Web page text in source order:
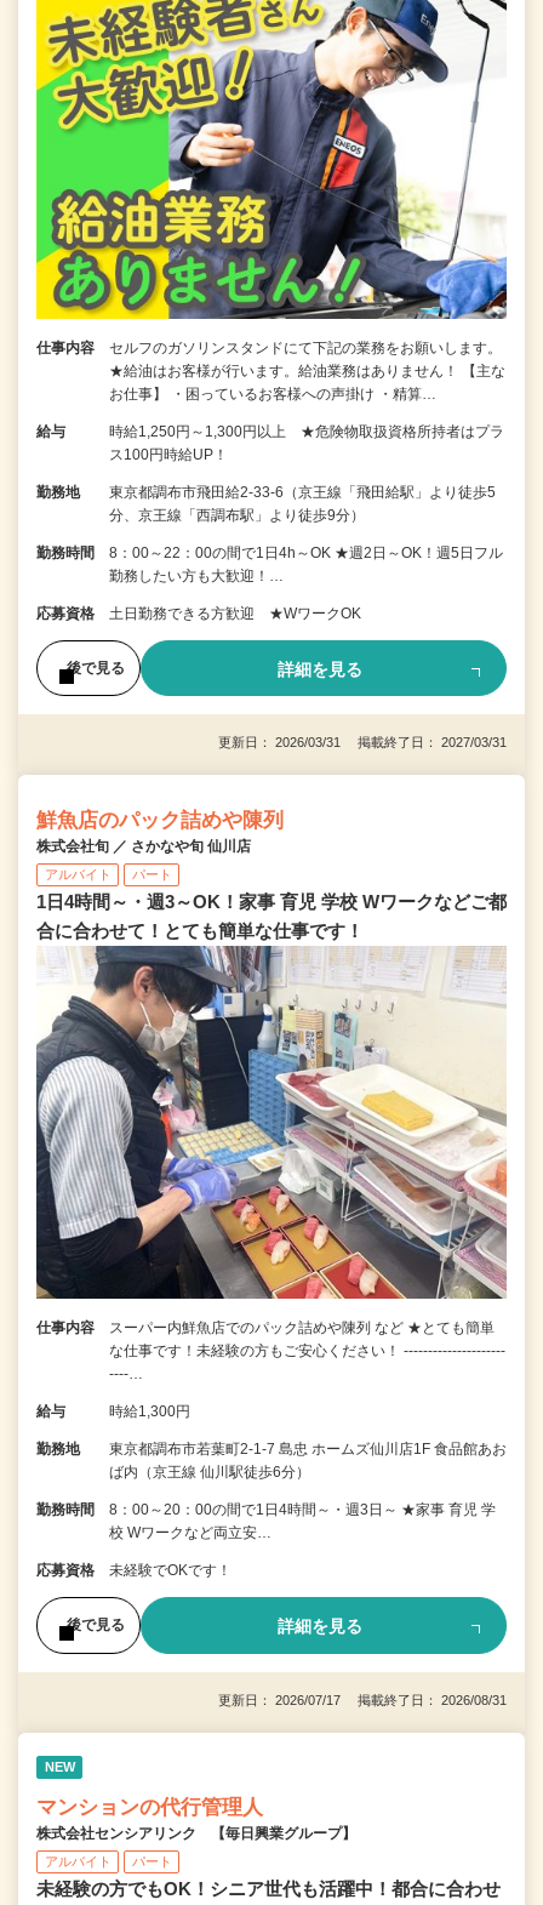
仕事内容
セルフのガソリンスタンドにて下記の業務をお願いします。
★給油はお客様が行います。給油業務はありません！ 【主な
お仕事】 ・困っているお客様への声掛け ・精算…
給与
時給1,250円～1,300円以上 ★危険物取扱資格所持者はプラ
ス100円時給UP！
勤務地
東京都調布市飛田給2-33-6（京王線「飛田給駅」より徒歩5
分、京王線「西調布駅」より徒歩9分）
勤務時間
8：00～22：00の間で1日4h～OK ★週2日～OK！週5日フル
勤務したい方も大歓迎！…
応募資格 土日勤務できる方歓迎 ★WワークOK
後で見る 詳細を見る
更新日： 2026/03/31 掲載終了日： 2027/03/31
鮮魚店のパック詰めや陳列
株式会社旬 ／ さかなや旬 仙川店
アルバイト パート
1日4時間～・週3～OK！家事 育児 学校 Wワークなどご都
合に合わせて！とても簡単な仕事です！
仕事内容
スーパー内鮮魚店でのパック詰めや陳列 など ★とても簡単
な仕事です！未経験の方もご安心ください！ ---------------------
----…
給与 時給1,300円
勤務地
東京都調布市若葉町2-1-7 島忠 ホームズ仙川店1F 食品館あお
ば内（京王線 仙川駅徒歩6分）
勤務時間
8：00～20：00の間で1日4時間～・週3日～ ★家事 育児 学
校 Wワークなど両立安…
応募資格 未経験でOKです！
後で見る 詳細を見る
更新日： 2026/07/17 掲載終了日： 2026/08/31
NEW
マンションの代行管理人
株式会社センシアリンク 【毎日興業グループ】
アルバイト パート
未経験の方でもOK！シニア世代も活躍中！都合に合わせ